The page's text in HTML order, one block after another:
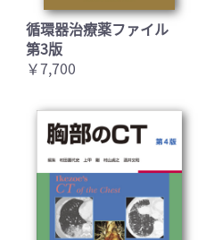
循環器治療薬ファイル
第3版
￥7,700